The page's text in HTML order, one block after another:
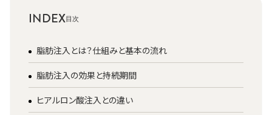
INDEX
脂肪注入とは？仕組みと基本の流れ
脂肪注入の効果と持続期間
ヒアルロン酸注入との違い